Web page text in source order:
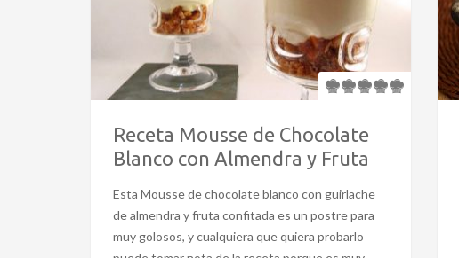
Receta Mousse de Chocolate
Blanco con Almendra y Fruta
Esta Mousse de chocolate blanco con guirlache
de almendra y fruta confitada es un postre para
muy golosos, y cualquiera que quiera probarlo